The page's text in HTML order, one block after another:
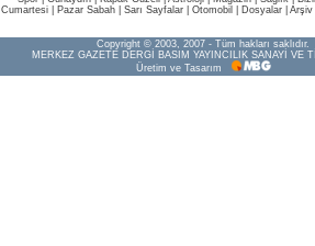
Cumartesi
Pazar Sabah Sarı Sayfalar Otomobil Dosyalar Arşiv
Copyright © 2003, 2007 - Tüm hakları saklıdır.
MERKEZ GAZETE DERGİ BASIM YAYINCILIK SANAYİ VE
Üretim ve Tasarım